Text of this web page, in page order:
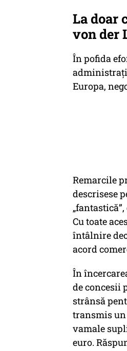
La doar
von der
În pofida
Europa,
Remarcile
descrisese
Cu toate
întâlnire
acord
În
de concesii
strânsă
transmis un
vamale
euro.